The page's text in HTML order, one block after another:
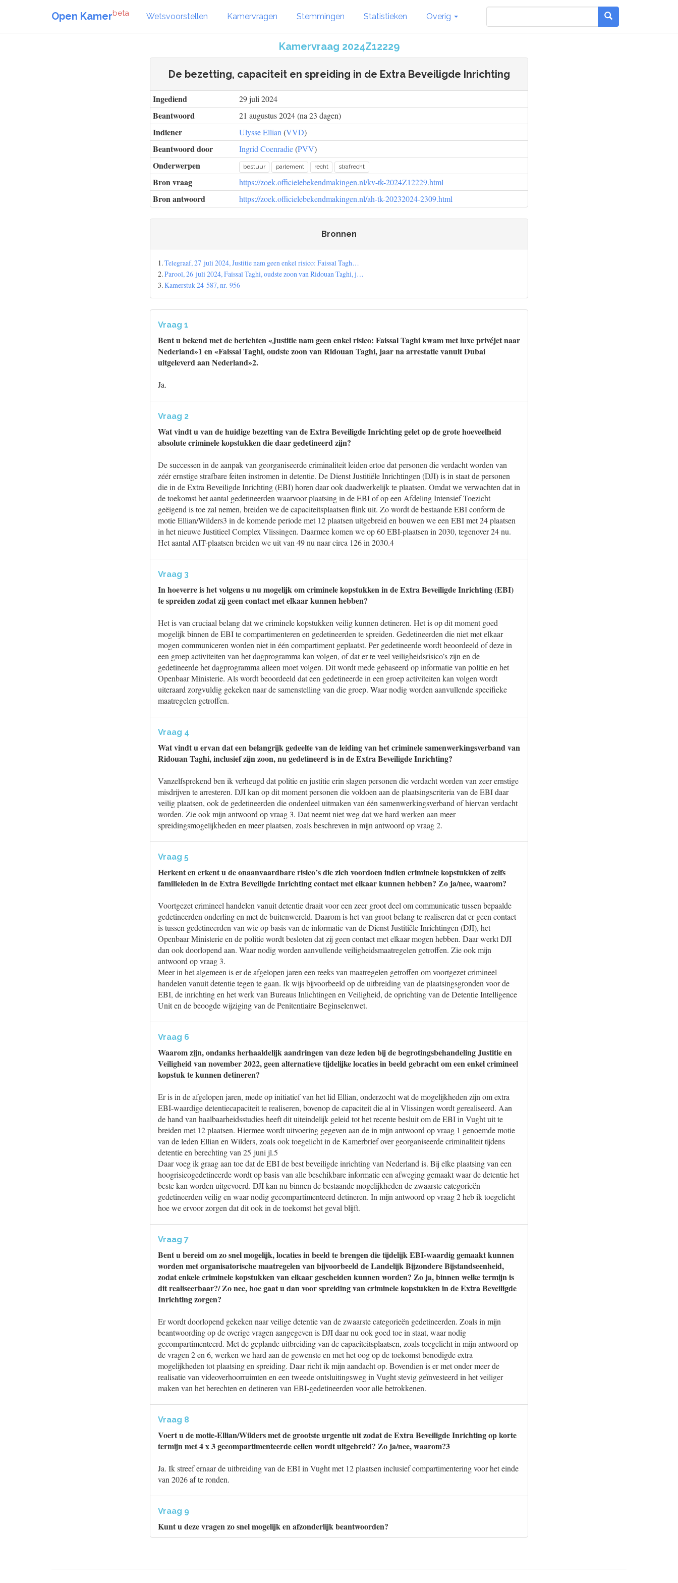
Open Kamerbeta Wetsvoorstellen Kamervragen Stemmingen Statistieken Overig
Kamervraag 2024Z12229
De bezetting, capaciteit en spreiding in de Extra Beveiligde Inrichting
Ingediend 29 juli 2024
Beantwoord 21 augustus 2024 (na 23 dagen)
Indiener Ulysse Ellian (VVD)
Beantwoord door Ingrid Coenradie(PVV)
Onderwerpen bestuur parlement recht strafrecht
Bron vraag https://zoek.officielebekendmakingen.nl/kv-tk-2024Z12229.html
Bron antwoord https://zoek.officielebekendmakingen.nl/ah-tk-20232024-2309.html
Bronnen
1.Telegraaf, 27 juli 2024, Justitie nam geen enkel risico: Faissal Tagh…
2.Parool, 26 juli 2024, Faissal Taghi, oudste zoon van Ridouan Taghi, j…
3.Kamerstuk 24 587, nr. 956
Vraag 1
Bent u bekend met de berichten «Justitie nam geen enkel risico: Faissal Taghi kwam met luxe privéjet naar
Nederland»1 en «Faissal Taghi, oudste zoon van Ridouan Taghi, jaar na arrestatie vanuit Dubai
uitgeleverd aan Nederland»2.
Ja.
Vraag 2
Wat vindt u van de huidige bezetting van de Extra Beveiligde Inrichting gelet op de grote hoeveelheid
absolute criminele kopstukken die daar gedetineerd zijn?
De successen in de aanpak van georganiseerde criminaliteit leiden ertoe dat personen die verdacht worden van
zéér ernstige strafbare feiten instromen in detentie. De Dienst Justitiële Inrichtingen (DJI) is in staat de personen
die in de Extra Beveiligde Inrichting (EBI) horen daar ook daadwerkelijk te plaatsen. Omdat we verwachten dat in
de toekomst het aantal gedetineerden waarvoor plaatsing in de EBI of op een Afdeling Intensief Toezicht
geëigend is toe zal nemen, breiden we de capaciteitsplaatsen flink uit. Zo wordt de bestaande EBI conform de
motie Ellian/Wilders3 in de komende periode met 12 plaatsen uitgebreid en bouwen we een EBI met 24 plaatsen
in het nieuwe Justitieel Complex Vlissingen. Daarmee komen we op 60 EBI-plaatsen in 2030, tegenover 24 nu.
Het aantal AIT-plaatsen breiden we uit van 49 nu naar circa 126 in 2030.4
Vraag 3
In hoeverre is het volgens u nu mogelijk om criminele kopstukken in de Extra Beveiligde Inrichting (EBI)
te spreiden zodat zij geen contact met elkaar kunnen hebben?
Het is van cruciaal belang dat we criminele kopstukken veilig kunnen detineren. Het is op dit moment goed
mogelijk binnen de EBI te compartimenteren en gedetineerden te spreiden. Gedetineerden die niet met elkaar
mogen communiceren worden niet in één compartiment geplaatst. Per gedetineerde wordt beoordeeld of deze in
een groep activiteiten van het dagprogramma kan volgen, of dat er te veel veiligheidsrisico’s zijn en de
gedetineerde het dagprogramma alleen moet volgen. Dit wordt mede gebaseerd op informatie van politie en het
Openbaar Ministerie. Als wordt beoordeeld dat een gedetineerde in een groep activiteiten kan volgen wordt
uiteraard zorgvuldig gekeken naar de samenstelling van die groep. Waar nodig worden aanvullende specifieke
maatregelen getroffen.
Vraag 4
Wat vindt u ervan dat een belangrijk gedeelte van de leiding van het criminele samenwerkingsverband van
Ridouan Taghi, inclusief zijn zoon, nu gedetineerd is in de Extra Beveiligde Inrichting?
Vanzelfsprekend ben ik verheugd dat politie en justitie erin slagen personen die verdacht worden van zeer ernstige
misdrijven te arresteren. DJI kan op dit moment personen die voldoen aan de plaatsingscriteria van de EBI daar
veilig plaatsen, ook de gedetineerden die onderdeel uitmaken van één samenwerkingsverband of hiervan verdacht
worden. Zie ook mijn antwoord op vraag 3. Dat neemt niet weg dat we hard werken aan meer
spreidingsmogelijkheden en meer plaatsen, zoals beschreven in mijn antwoord op vraag 2.
Vraag 5
Herkent en erkent u de onaanvaardbare risico’s die zich voordoen indien criminele kopstukken of zelfs
familieleden in de Extra Beveiligde Inrichting contact met elkaar kunnen hebben? Zo ja/nee, waarom?
Voortgezet crimineel handelen vanuit detentie draait voor een zeer groot deel om communicatie tussen bepaalde
gedetineerden onderling en met de buitenwereld. Daarom is het van groot belang te realiseren dat er geen contact
is tussen gedetineerden van wie op basis van de informatie van de Dienst Justitiële Inrichtingen (DJI), het
Openbaar Ministerie en de politie wordt besloten dat zij geen contact met elkaar mogen hebben. Daar werkt DJI
dan ook doorlopend aan. Waar nodig worden aanvullende veiligheidsmaatregelen getroffen. Zie ook mijn
antwoord op vraag 3.
Meer in het algemeen is er de afgelopen jaren een reeks van maatregelen getroffen om voortgezet crimineel
handelen vanuit detentie tegen te gaan. Ik wijs bijvoorbeeld op de uitbreiding van de plaatsingsgronden voor de
EBI, de inrichting en het werk van Bureaus Inlichtingen en Veiligheid, de oprichting van de Detentie Intelligence
Unit en de beoogde wijziging van de Penitentiaire Beginselenwet.
Vraag 6
Waarom zijn, ondanks herhaaldelijk aandringen van deze leden bij de begrotingsbehandeling Justitie en
Veiligheid van november 2022, geen alternatieve tijdelijke locaties in beeld gebracht om een enkel crimineel
kopstuk te kunnen detineren?
Er is in de afgelopen jaren, mede op initiatief van het lid Ellian, onderzocht wat de mogelijkheden zijn om extra
EBI-waardige detentiecapaciteit te realiseren, bovenop de capaciteit die al in Vlissingen wordt gerealiseerd. Aan
de hand van haalbaarheidsstudies heeft dit uiteindelijk geleid tot het recente besluit om de EBI in Vught uit te
breiden met 12 plaatsen. Hiermee wordt uitvoering gegeven aan de in mijn antwoord op vraag 1 genoemde motie
van de leden Ellian en Wilders, zoals ook toegelicht in de Kamerbrief over georganiseerde criminaliteit tijdens
detentie en berechting van 25 juni jl.5
Daar voeg ik graag aan toe dat de EBI de best beveiligde inrichting van Nederland is. Bij elke plaatsing van een
hoogrisicogedetineerde wordt op basis van alle beschikbare informatie een afweging gemaakt waar de detentie het
beste kan worden uitgevoerd. DJI kan nu binnen de bestaande mogelijkheden de zwaarste categorieën
gedetineerden veilig en waar nodig gecompartimenteerd detineren. In mijn antwoord op vraag 2 heb ik toegelicht
hoe we ervoor zorgen dat dit ook in de toekomst het geval blijft.
Vraag 7
Bent u bereid om zo snel mogelijk, locaties in beeld te brengen die tijdelijk EBI-waardig gemaakt kunnen
worden met organisatorische maatregelen van bijvoorbeeld de Landelijk Bijzondere Bijstandseenheid,
zodat enkele criminele kopstukken van elkaar gescheiden kunnen worden? Zo ja, binnen welke termijn is
dit realiseerbaar?/ Zo nee, hoe gaat u dan voor spreiding van criminele kopstukken in de Extra Beveiligde
Inrichting zorgen?
Er wordt doorlopend gekeken naar veilige detentie van de zwaarste categorieën gedetineerden. Zoals in mijn
beantwoording op de overige vragen aangegeven is DJI daar nu ook goed toe in staat, waar nodig
gecompartimenteerd. Met de geplande uitbreiding van de capaciteitsplaatsen, zoals toegelicht in mijn antwoord op
de vragen 2 en 6, werken we hard aan de gewenste en met het oog op de toekomst benodigde extra
mogelijkheden tot plaatsing en spreiding. Daar richt ik mijn aandacht op. Bovendien is er met onder meer de
realisatie van videoverhoorruimten en een tweede ontsluitingsweg in Vught stevig geïnvesteerd in het veiliger
maken van het berechten en detineren van EBI-gedetineerden voor alle betrokkenen.
Vraag 8
Voert u de motie-Ellian/Wilders met de grootste urgentie uit zodat de Extra Beveiligde Inrichting op korte
termijn met 4 x 3 gecompartimenteerde cellen wordt uitgebreid? Zo ja/nee, waarom?3
Ja. Ik streef ernaar de uitbreiding van de EBI in Vught met 12 plaatsen inclusief compartimentering voor het einde
van 2026 af te ronden.
Vraag 9
Kunt u deze vragen zo snel mogelijk en afzonderlijk beantwoorden?